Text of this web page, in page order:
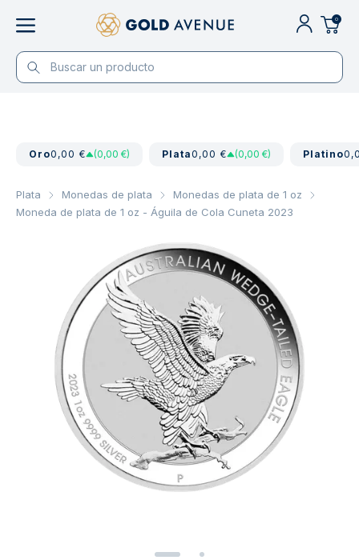
0
Oro0,00 € (0,00 €) Plata0,00 € (0,00 €) Platino
Plata Monedas de plata
Monedas de plata de 1 oz
Moneda de plata de 1 oz - Águila de Cola Cuneta 2023